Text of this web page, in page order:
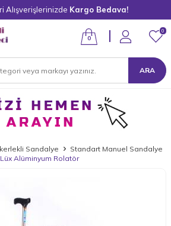
Alışverişlerinizde Kargo Bedava!
ARA
0
0
Sandalye
Standart Manuel Sandalye
Alüminyum Rolatör